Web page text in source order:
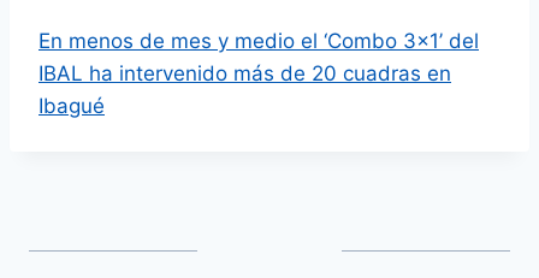
En menos de mes y medio el ‘Combo 3×1’ del
IBAL ha intervenido más de 20 cuadras en
Ibagué